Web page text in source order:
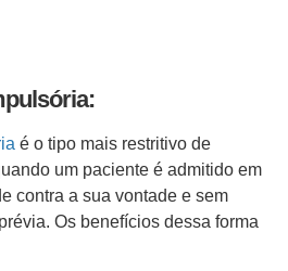
é o tipo mais restritivo de
um paciente é admitido em
contra a sua vontade e sem
Os benefícios dessa forma